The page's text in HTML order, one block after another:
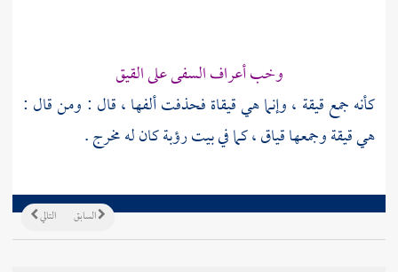
وخب أعراف السفى على القيق
كأنه جمع قيقة ، وإنما هي قيقاة فحذفت ألفها ، قال : ومن قال :
هي قيقة وجمعها قياق ، كما في بيترؤبةكان له مخرج .
التالي السابق